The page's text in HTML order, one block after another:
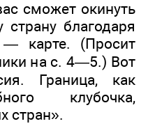
сможет окинуть
благодаря
карте. (Просит
на с. 4—5.) Вот
Граница, как
клубочка,
стран».